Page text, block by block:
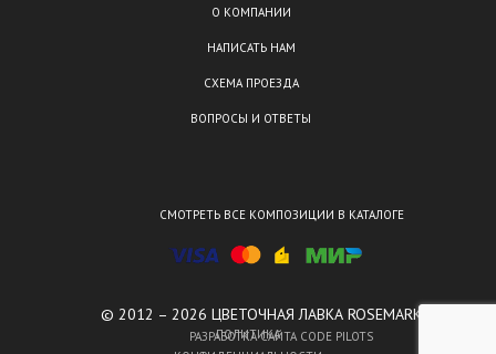
ПОЛИТИКА
О КОМПАНИИ
НАПИСАТЬ НАМ
СХЕМА ПРОЕЗДА
ВОПРОСЫ И ОТВЕТЫ
СМОТРЕТЬ ВСЕ КОМПОЗИЦИИ В КАТАЛОГЕ
© 2012 – 2026 ЦВЕТОЧНАЯ ЛАВКА ROSEMARKT.
РАЗРАБОТКА САЙТА CODE PILOTS